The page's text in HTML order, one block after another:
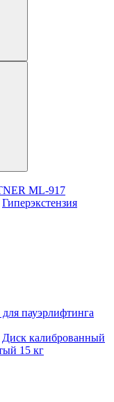
Гиперэкстензия
Диск калиброванный
15 кг